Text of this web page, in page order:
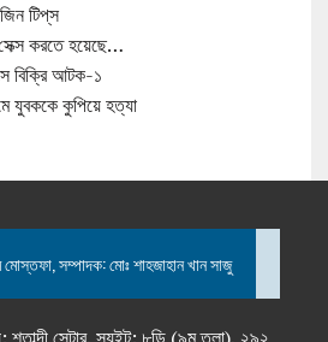
টিপ্‌স
করতে হয়েছে…
বিক্রি আটক-১
যুবককে কুপিয়ে হত্যা
সম্পাদক: মোঃ শাহজাহান খান সাজু